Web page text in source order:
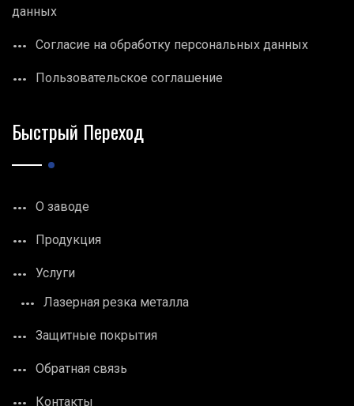
данных
Согласие на обработку персональных данных
Пользовательское соглашение
Быстрый Переход
О заводе
Продукция
Услуги
Лазерная резка металла
Защитные покрытия
Обратная связь
Контакты